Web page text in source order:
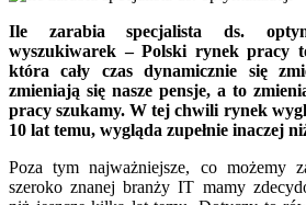
Ile zarabia specjalista ds.
wyszukiwarek – Polski rynek pracy
która cały czas dynamicznie się
zmieniają się nasze pensje, a to
pracy szukamy. W tej chwili rynek
10 lat temu, wygląda zupełnie inaczej
Poza tym najważniejsze, co możemy
szeroko znanej branży IT mamy